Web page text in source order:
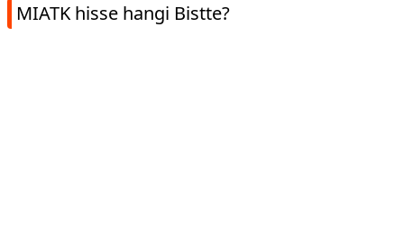
MIATK hisse hangi Bistte?